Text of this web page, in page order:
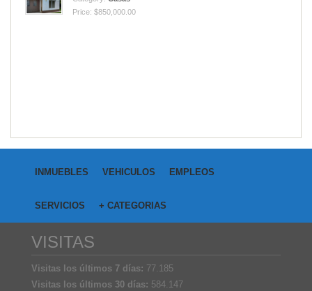
Price: $850,000.00
INMUEBLES VEHICULOS EMPLEOS
SERVICIOS + CATEGORIAS
VISITAS
Visitas los últimos 7 días: 77.185
Visitas los últimos 30 días: 584.147